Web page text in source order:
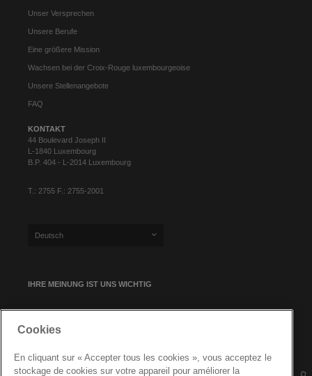
Unser Versprechen
Unsere Berufe
Eine größere Mission
Wachsen bei der Croix-Rouge luxembourgeoise
Unsere Stellenangebote
FAQ
KONTAKT
44 Boulevard Joseph II
L-1840 Luxembourg
B.P. 404 - L-2014 Luxembourg
T.: 2755 F.: 2755-2001
Deutsch
IHRE MEINUNG IST UNS WICHTIG
NEWSLETTER-ANMELDUNG
Cookies
En cliquant sur « Accepter tous les cookies », vous acceptez le
stockage de cookies sur votre appareil pour améliorer la